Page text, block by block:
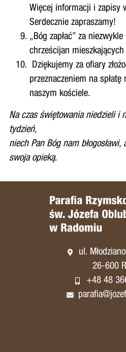
Więcej informacji i zapisy
Serdecznie zapraszamy!
„Bóg zapłać” za
chrześcijan
Dziękujemy za ofiary
przeznaczeniem na spłatę
naszym kościele.
Na czas świętowania niedzieli i
tydzień,
niech Pan Bóg nam
swoja opieką.
ul.
26-600
+48 48